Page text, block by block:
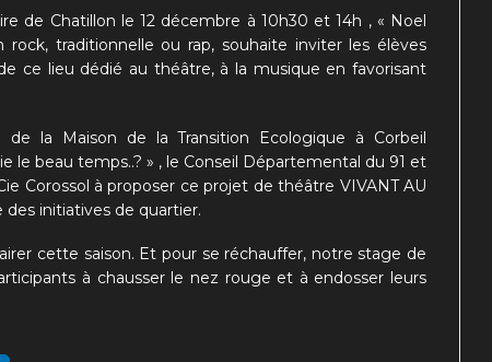
de Chatillon le 12 décembre à 10h30 et 14h , « Noel
rock, traditionnelle ou rap, souhaite inviter les élèves
ce lieu dédié au théâtre, à la musique en favorisant
de la Maison de la Transition Ecologique à Corbeil
le beau temps..? » , le Conseil Départemental du 91 et
Corossol à proposer ce projet de théâtre VIVANT AU
des initiatives de quartier.
cette saison. Et pour se réchauffer, notre stage de
à chausser le nez rouge et à endosser leurs